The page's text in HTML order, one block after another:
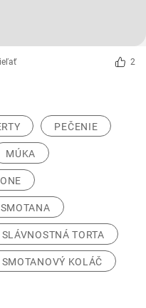
2
PEČENIE
MÚKA
SLÁVNOSTNÁ TORTA
SMOTANOVÝ KOLÁČ